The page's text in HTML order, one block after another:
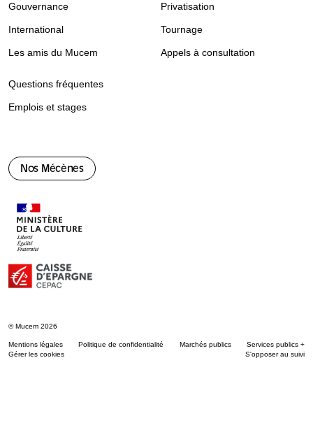
Nos Mécènes
Gouvernance
International
Les amis du Mucem
Privatisation
Tournage
Appels à consultation
Questions fréquentes
Emplois et stages
© Mucem 2026
Mentions légales Politique de confidentialité Marchés publics
Services publics +
Gérer les cookies
S'opposer au suivi